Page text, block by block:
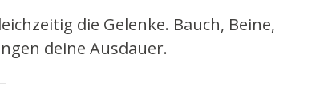
die Gelenke. Bauch, Beine,
deine Ausdauer.